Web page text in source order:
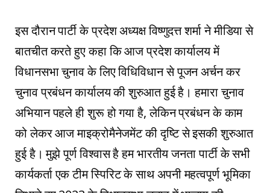
इस दौरान पार्टी के प्रदेश अध्यक्ष विष्णुदत्त शर्मा ने मीडिया से
बातचीत करते हुए कहा कि आज प्रदेश कार्यालय में
विधानसभा चुनाव के लिए विधिविधान से पूजन अर्चन कर
चुनाव प्रबंधन कार्यालय की शुरुआत हुई है। हमारा चुनाव
अभियान पहले ही शुरू हो गया है, लेकिन प्रबंधन के काम
को लेकर आज माइक्रोमैनेजमेंट की दृष्टि से इसकी शुरुआत
हुई है। मुझे पूर्ण विश्वास है हम भारतीय जनता पार्टी के सभी
कार्यकर्ता एक टीम स्पिरिट के साथ अपनी महत्वपूर्ण भूमिका